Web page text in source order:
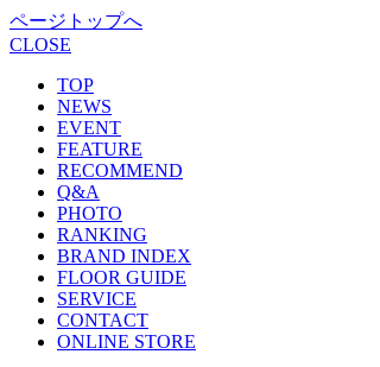
ページトップへ
CLOSE
TOP
NEWS
EVENT
FEATURE
RECOMMEND
Q&A
PHOTO
RANKING
BRAND INDEX
FLOOR GUIDE
SERVICE
CONTACT
ONLINE STORE